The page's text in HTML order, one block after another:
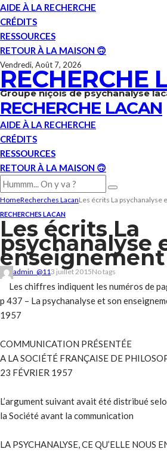
AIDE À LA RECHERCHE
CRÉDITS
RESSOURCES
RETOUR À LA MAISON 🙃
Vendredi, Août 7, 2026
RECHERCHE
Groupe niçois de psychanalyse
RECHERCHE LACAN
AIDE À LA RECHERCHE
CRÉDITS
RESSOURCES
RETOUR À LA MAISON 🙃
HomeRecherches LacanLes écrits La
RECHERCHES LACAN
Les écrits La
psychanalyse
enseignement
admin_@113 juillet 2015No tags
Les chiffres indiquent les numéros de
p 437 – La psychanalyse et son
1957
COMMUNICATION PRÉSENTÉE
A LA SOCIÉTÉ FRANÇAISE DE
23 FÉVRIER 1957
L’argument suivant avait été distribué
la Société avant la communication
LA PSYCHANALYSE, CE QU’ELLE NOUS